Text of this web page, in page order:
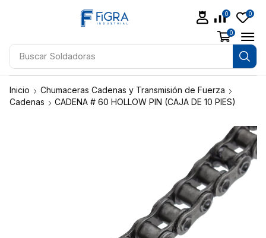
Buscar Soldadoras
0 0
0
Inicio
Chumaceras Cadenas y Transmisión de Fuerza
Cadenas
CADENA # 60 HOLLOW PIN (CAJA DE 10 PIES)